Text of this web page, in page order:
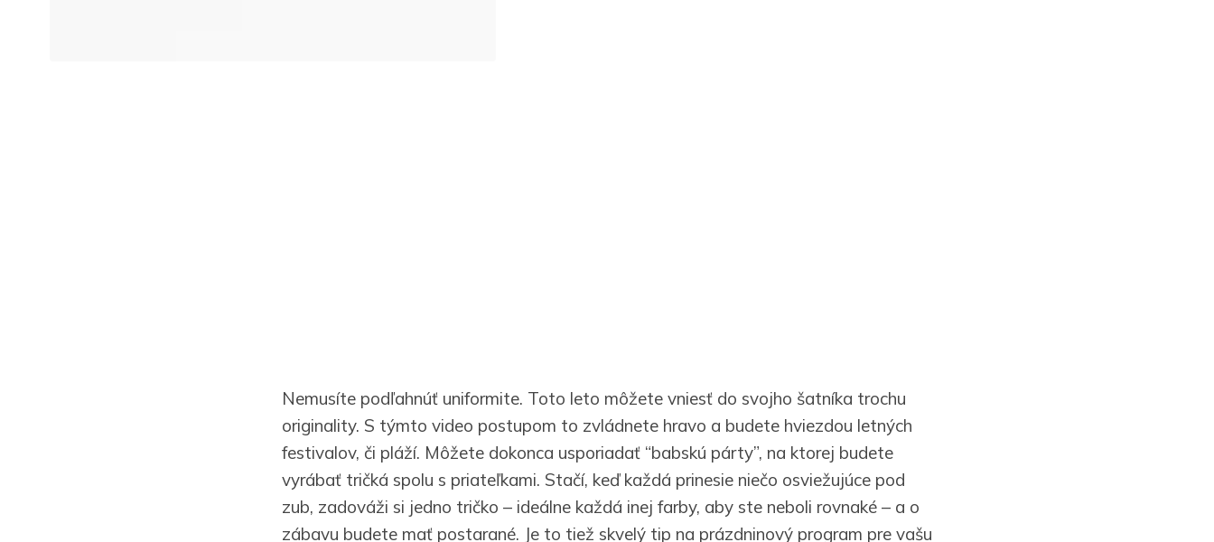
Nemusíte podľahnúť uniformite. Toto leto môžete vniesť do svojho šatníka trochu
originality. S týmto video postupom to zvládnete hravo a budete hviezdou letných
festivalov, či pláží. Môžete dokonca usporiadať “babskú párty”, na ktorej budete
vyrábať tričká spolu s priateľkami. Stačí, keď každá prinesie niečo osviežujúce pod
zub, zadováži si jedno tričko – ideálne každá inej farby, aby ste neboli rovnaké – a o
zábavu budete mať postarané. Je to tiež skvelý tip na prázdninový program pre vašu